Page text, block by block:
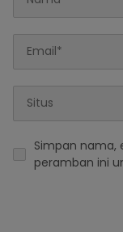
Simpan nama,
peramban ini